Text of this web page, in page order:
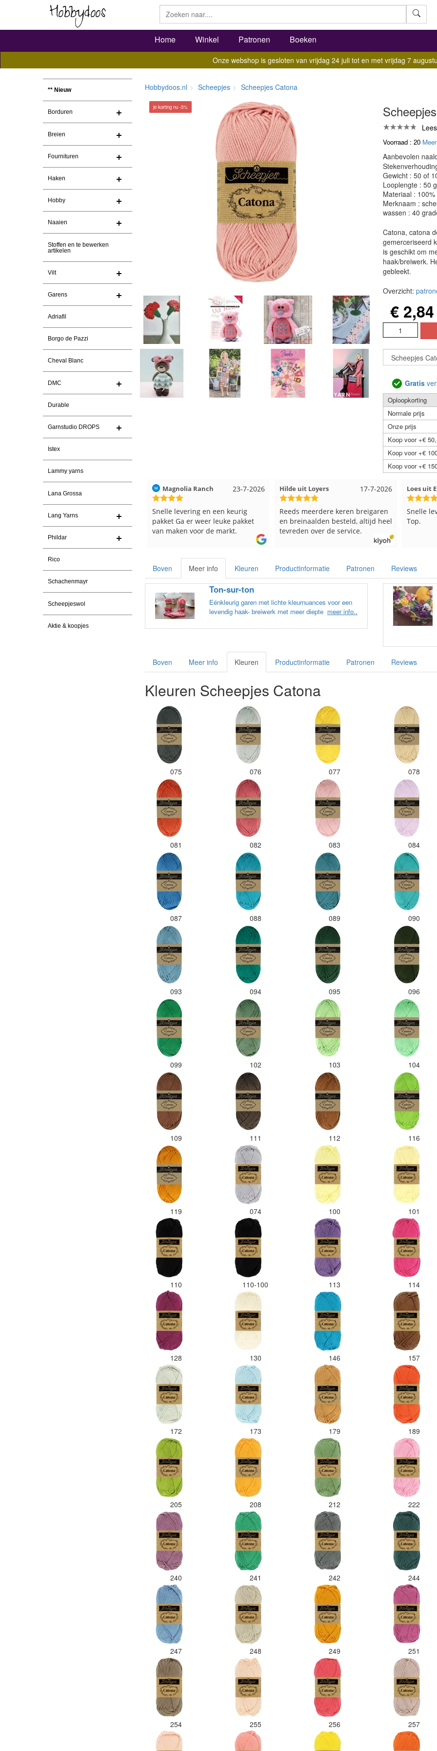
Home Winkel Patronen Boeken
Onze webshop is gesloten van vrijdag 24 juli tot en met vrijdag 7
** Nieuw
Borduren
Breien
Fournituren
Haken
Hobby
Naaien
Stoffen en te bewerken
artikelen
Vilt
Garens
Adriafil
Borgo de Pazzi
Cheval Blanc
DMC
Durable
Garnstudio DROPS
Istex
Lammy yarns
Lana Grossa
Lang Yarns
Phildar
Rico
Schachenmayr
Scheepjeswol
Aktie & koopjes
Hobbydoos.nl Scheepjes Scheepjes Catona
je korting nu -5%
Voorraad : 20
Aanbevolen
Gewicht : 50 of
Looplengte : 50
Materiaal : 100%
Merknaam :
wassen : 40
Catona, catona
gemerceriseerd
is geschikt om
haak/breiwerk.
gebleekt.
Overzicht:
€ 2,84
Gratis
Oploopkorting
Normale prijs
Onze prijs
Koop voor +€
Koop voor +€
Koop voor +€
23-7-2026
Snelle levering en een keurig
pakket Ga er weer leuke pakket
17-7-2026
Hilde uit Loyers
Reeds meerdere keren breigaren
en breinaalden besteld, altijd heel
tevreden over de service.
12-7-2026
Loes uit EMMELOORD
Snelle levering en keurig verpakt.
Top.
Boven Meer info Kleuren Productinformatie Patronen Reviews
Ton-sur-ton
Eénkleurig garen met lichte kleurnuances voor een
levendig haak- breiwerk met meer diepte meer info..
Boven Meer info Kleuren Productinformatie Patronen Reviews
Kleuren Scheepjes Catona
075 076 077 078
081 082 083 084
087 088 089 090
093 094 095 096
099 102 103 104
109 111 112 116
119 074 100 101
110 110-100 113 114
128 130 146 157
172 173 179 189
205 208 212 222
240 241 242 244
247 248 249 251
254 255 256 257